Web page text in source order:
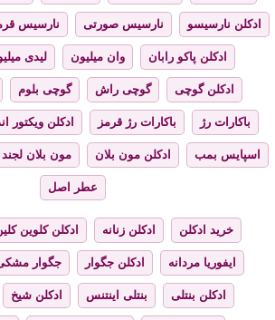
ادکلن نارسیسو نارسیس صورتی نارسیس
ادکلن پاکو رابان وان میلیون لیدی
ادکلن گوچی گوچی راش گوچی بلوم
باکارات رژ باکارات رژ قرمز ادکلن ویکتور
اسپایس بمب ادکلن مون بلان مون بلان لجند
عطر اصل
خرید ادکلن ادکلن زنانه ادکلن کلوین
ایفوریا مردانه ادکلن جگوار جگوار
ادکلن بنتلی بنتلی اینتنس ادکلن شیخ